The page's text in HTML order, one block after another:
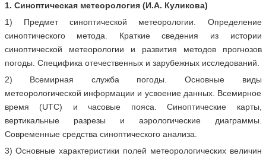
1. Синоптическая метеорология (И.А. Куликова)
1) Предмет синоптической метеорологии. Определение
синоптического метода. Краткие сведения из истории
синоптической метеорологии и развития методов прогнозов
погоды. Специфика отечественных и зарубежных исследований.
2) Всемирная служба погоды. Основные виды
метеорологической информации и усвоение данных. Всемирное
время (UTC) и часовые пояса. Синоптические карты,
вертикальные разрезы и аэрологические диаграммы.
Современные средства синоптического анализа.
3) Основные характеристики полей метеорологических величин